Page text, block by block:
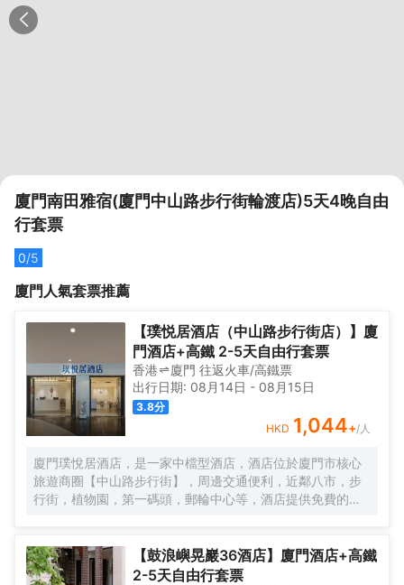
廈門南田雅宿(廈門中山路步行街輪渡店)5天4晚自由
行套票
0/5
廈門 人氣套票推薦
【璞悦居酒店（中山路步行街店）】廈
門酒店+高鐵 2-5天自由行套票
香港 廈門 往返火車/高鐵票
出行日期: 08月14日 - 08月15日
3.8分
HKD 1,044+/人
廈門璞悅居酒店，是一家中檔型酒店，酒店位於廈門市核心
旅遊商圈【中山路步行街】，周邊交通便利，近鄰八市，步
行街，植物園，第一碼頭，郵輪中心等，酒店提供免費的洗
【鼓浪嶼晃巖36酒店】廈門酒店+高鐵
2-5天自由行套票